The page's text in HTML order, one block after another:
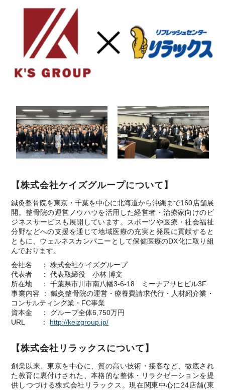
【株式会社ケイズグループについて】
鍼灸整骨院を東京・千葉を中心に北海道から沖縄まで160店舗展
開。整骨院の運営ノウハウを活用した経営者・治療家向けのビ
ジネスサービスも展開しています。スポーツや医療・社会福祉
分野などへの支援を通じて地域医療の充実と発展に貢献すると
ともに、ウェルネスカンパニーとして保健医療のDX化に取り組
んでおります。
会社名 ： 株式会社ケイズグループ
代表者 ： 代表取締役 小林 博文
所在地 ： 千葉県市川市南八幡3-6-18 ミーナアサヒビル3F
事業内容 ： 鍼灸整骨院の運営・療養費請求代行・人材紹介業・
コンサルティング業・FC事業
資本金 ： グループ全体6,750万円
URL ： http://keizgroup.jp/
【株式会社リラックスについて】
創業以来、東京を中⼼に、質の⾼い技術・接客など、徹底され
た教育に裏付けされた、本格的な整体・リラクゼーションを提
供しつづける株式会社リラックス。現在関東中⼼に24店舗(東